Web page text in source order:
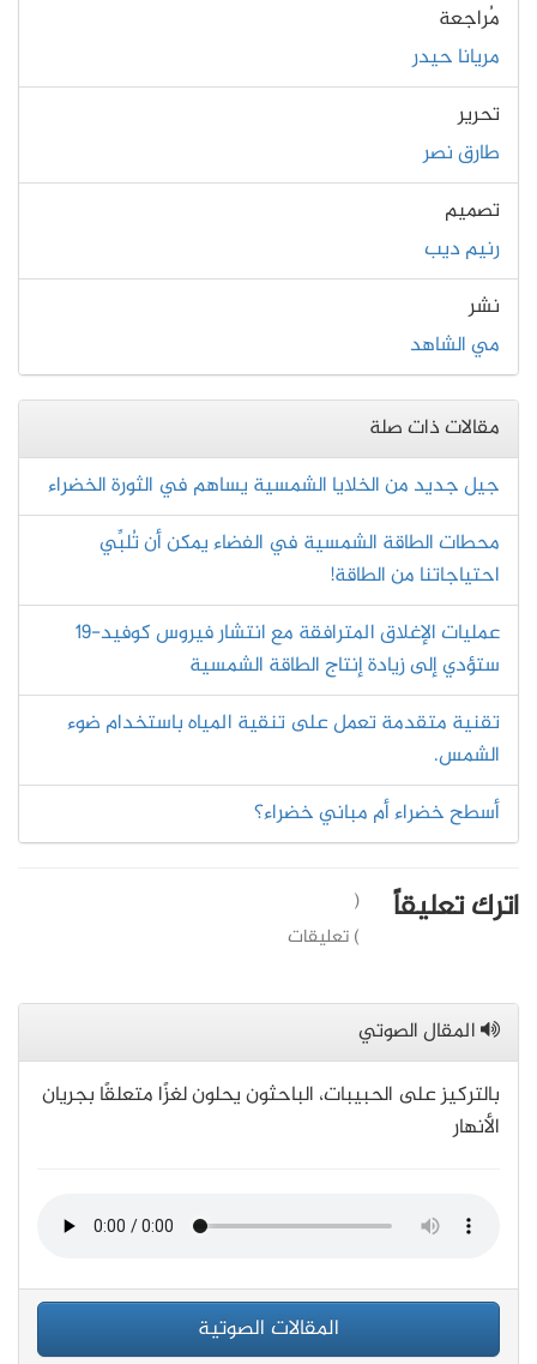
مُراجعة
مريانا حيدر
تحرير
طارق نصر
تصميم
رنيم ديب
نشر
مي الشاهد
مقالات ذات صلة
جيل جديد من الخلايا الشمسية يساهم في الثورة الخضراء
محطات الطاقة الشمسية في الفضاء يمكن أن تُلبِّي
احتياجاتنا من الطاقة!
عمليات الإغلاق المترافقة مع انتشار فيروس كوفيد-19
ستؤدي إلى زيادة إنتاج الطاقة الشمسية
تقنية متقدمة تعمل على تنقية المياه باستخدام ضوء
الشمس.
أسطح خضراء أم مباني خضراء؟
اترك تعليقاً
(
) تعليقات
المقال الصوتي
بالتركيز على الحبيبات، الباحثون يحلون لغزًا متعلقًا بجريان
الأنهار
المقالات الصوتية